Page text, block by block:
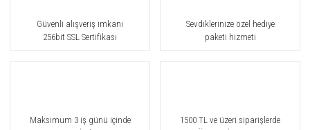
Güvenli alışveriş imkanı
256bit SSL Sertifikası
Sevdiklerinize özel hediye
paketi hizmeti
Maksimum 3 iş günü içinde
1500 TL ve üzeri siparişlerde